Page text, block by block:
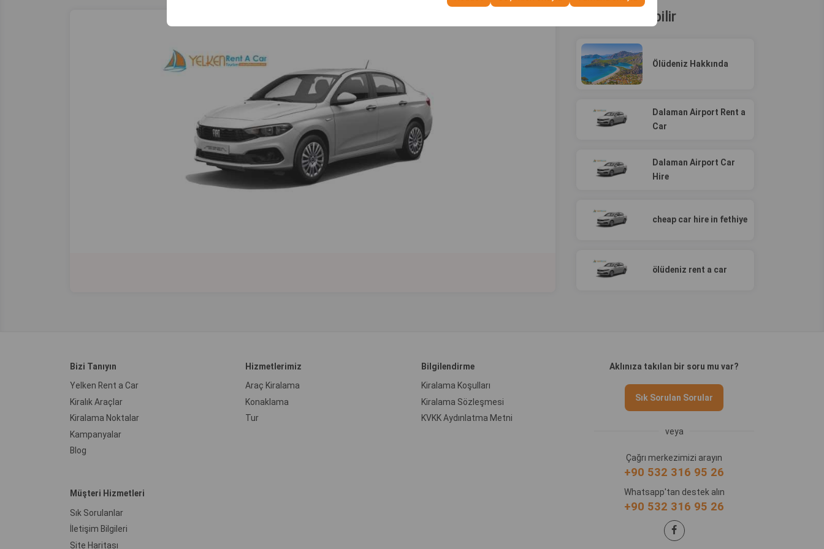
İlginizi Çekebilir
Ölüdeniz Hakkında
Dalaman Airport Rent a
Car
Dalaman Airport Car
Hire
cheap car hire in fethiye
ölüdeniz rent a car
Bizi Tanıyın
Yelken Rent a Car
Kiralık Araçlar
Kiralama Noktalar
Kampanyalar
Blog
Hizmetlerimiz
Araç Kiralama
Konaklama
Tur
Bilgilendirme
Kiralama Koşulları
Kiralama Sözleşmesi
KVKK Aydınlatma Metni
Müşteri Hizmetleri
Sık Sorulanlar
İletişim Bilgileri
Site Haritası
Aklınıza takılan bir soru mu var?
Sık Sorulan Sorular
veya
Çağrı merkezimizi arayın
+90 532 316 95 26
Whatsapp'tan destek alın
+90 532 316 95 26